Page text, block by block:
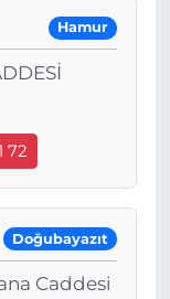
Hamur
72
Doğubayazıt
Caddesi